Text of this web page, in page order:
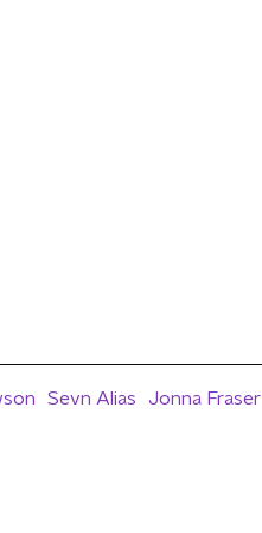
Sevn Alias Jonna Fraser